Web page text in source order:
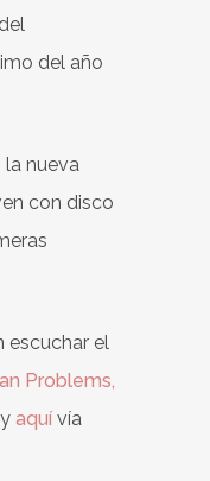
del año
la nueva
con disco
escuchar el
Problems,
aquí vía